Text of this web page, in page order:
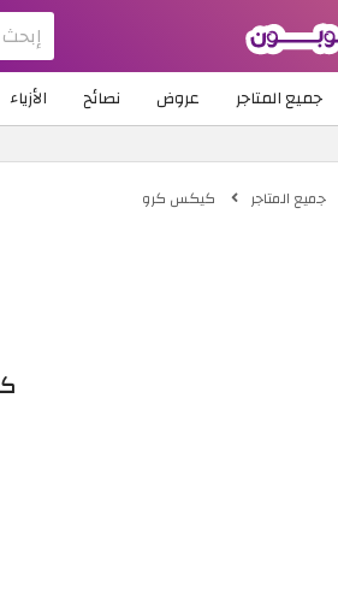
جميع المتاجر عروض نصائح الأزياء
جميع المتاجر كيكس كرو